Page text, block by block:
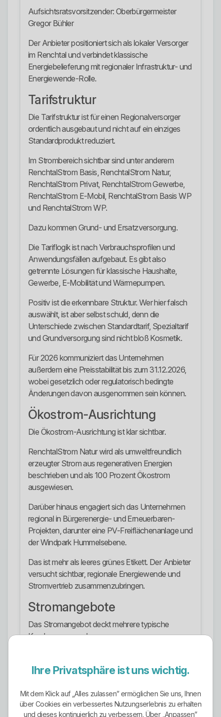
Aufsichtsratsvorsitzender: Oberbürgermeister
Gregor Bühler
Der Anbieter positioniert sich als lokaler Versorger
im Renchtal und verbindet klassische
Energiebelieferung mit regionaler Infrastruktur- und
Energiewende-Rolle.
Tarifstruktur
Die Tarifstruktur ist für einen Regionalversorger
ordentlich ausgebaut und nicht auf ein einziges
Standardprodukt reduziert.
Im Strombereich sichtbar sind unter anderem
RenchtalStrom Basis, RenchtalStrom Natur,
RenchtalStrom Privat, RenchtalStrom Gewerbe,
RenchtalStrom E-Mobil, RenchtalStrom Basis WP
und RenchtalStrom WP.
Dazu kommen Grund- und Ersatzversorgung.
Die Tariflogik ist nach Verbrauchsprofilen und
Anwendungsfällen aufgebaut. Es gibt also
getrennte Lösungen für klassische Haushalte,
Gewerbe, E-Mobilität und Wärmepumpen.
Positiv ist die erkennbare Struktur. Wer hier falsch
auswählt, ist aber selbst schuld, denn die
Unterschiede zwischen Standardtarif, Spezialtarif
und Grundversorgung sind nicht bloß Kosmetik.
Für 2026 kommuniziert das Unternehmen
außerdem eine Preisstabilität bis zum 31.12.2026,
wobei gesetzlich oder regulatorisch bedingte
Änderungen davon ausgenommen sein können.
Ökostrom-Ausrichtung
Die Ökostrom-Ausrichtung ist klar sichtbar.
RenchtalStrom Natur wird als umweltfreundlich
erzeugter Strom aus regenerativen Energien
beschrieben und als 100 Prozent Ökostrom
ausgewiesen.
Darüber hinaus engagiert sich das Unternehmen
regional in Bürgerenergie- und Erneuerbaren-
Projekten, darunter eine PV-Freiflächenanlage und
der Windpark Hummelsebene.
Das ist mehr als leeres grünes Etikett. Der Anbieter
versucht sichtbar, regionale Energiewende und
Stromvertrieb zusammenzubringen.
Stromangebote
Das Stromangebot deckt mehrere typische
Kundengruppen ab.
RenchtalStrom Natur und RenchtalStrom Basis
Für höhere Verbräuche gibt es ein separates
Gewerbeprodukt.
Ihre Privatsphäre ist uns wichtig.
Mit dem Klick auf „Alles zulassen” ermöglichen Sie uns, Ihnen
über Cookies ein verbessertes Nutzungserlebnis zu erhalten
und dieses kontinuierlich zu verbessern. Über „Anpassen”